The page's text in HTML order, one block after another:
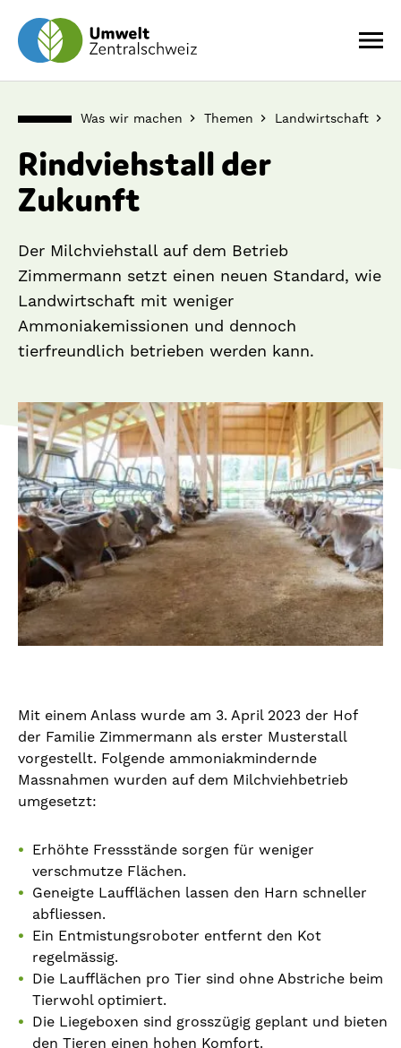
Was wir machen Themen Landwirtschaft
Rindviehstall der
Zukunft
Der Milchviehstall auf dem Betrieb
Zimmermann setzt einen neuen Standard, wie
Landwirtschaft mit weniger
Ammoniakemissionen und dennoch
tierfreundlich betrieben werden kann.
Mit einem Anlass wurde am 3. April 2023 der Hof
der Familie Zimmermann als erster Musterstall
vorgestellt. Folgende ammoniakmindernde
Massnahmen wurden auf dem Milchviehbetrieb
umgesetzt:
Erhöhte Fressstände sorgen für weniger
verschmutze Flächen.
Geneigte Laufflächen lassen den Harn schneller
abfliessen.
Ein Entmistungsroboter entfernt den Kot
regelmässig.
Die Laufflächen pro Tier sind ohne Abstriche beim
Tierwohl optimiert.
Die Liegeboxen sind grosszügig geplant und bieten
den Tieren einen hohen Komfort.